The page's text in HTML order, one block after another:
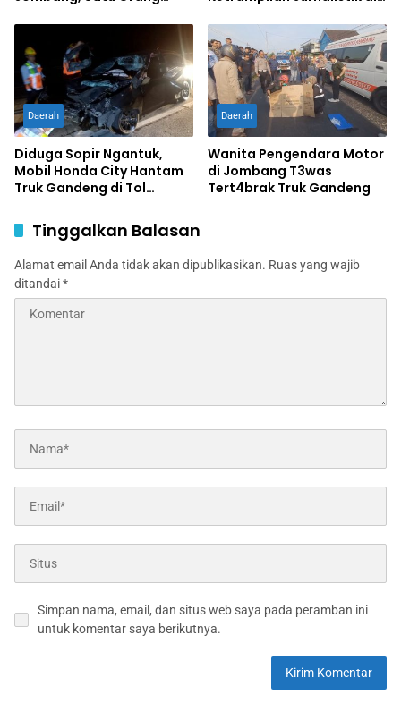
Tambakberas Jombang
Daerah
Diduga Sopir Ngantuk,
Mobil Honda City Hantam
Truk Gandeng di Tol
Sopir Luka Berat
Daerah
Wanita Pengendara Motor
di Jombang T3was
Tert4brak Truk Gandeng
Tinggalkan Balasan
Alamat email Anda tidak akan dipublikasikan. Ruas yang wajib
ditandai*
Simpan nama, email, dan situs web saya pada peramban ini
untuk komentar saya berikutnya.